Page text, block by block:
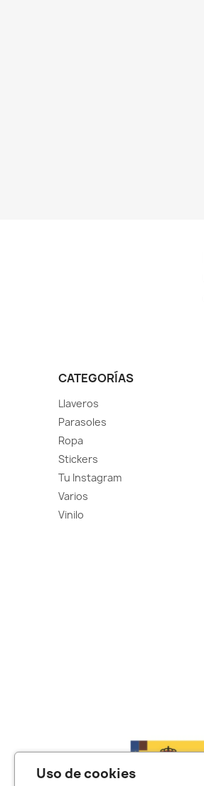
CATEGORÍAS
Llaveros
Parasoles
Ropa
Stickers
Tu Instagram
Varios
Vinilo
Uso de cookies